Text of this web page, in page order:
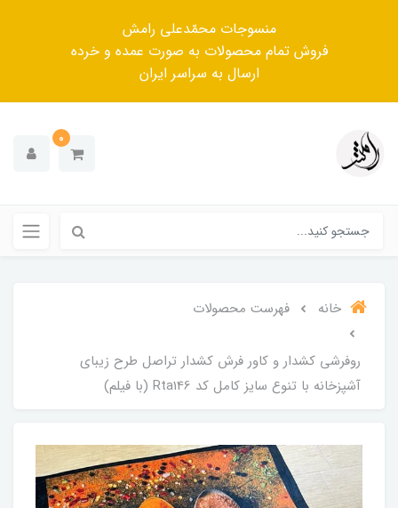
منسوجات محمّدعلی رامش
فروش تمام محصولات به صورت عمده و خرده
ارسال به سراسر ایران
0
خانه فهرست محصولات
روفرشی کشدار و کاور فرش کشدار تراصل طرح زیبای
آشپزخانه با تنوع سایز کامل کد Rta146 (با فیلم)